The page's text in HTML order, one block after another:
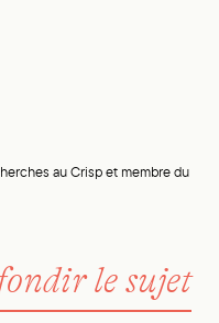
au Crisp et membre du
le sujet